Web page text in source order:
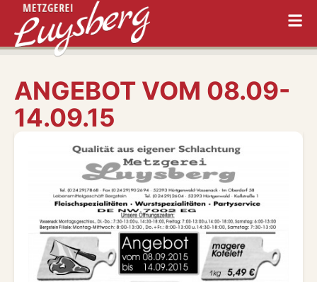
ANGEBOT VOM 08.09-
14.09.15